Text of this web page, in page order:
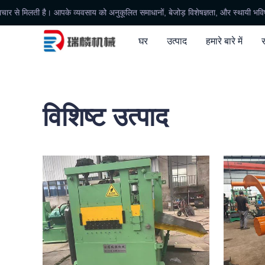
है। आपके व्यवसाय को अनुकूलित समाधानों, बेजोड़ विशेषज्ञता, और स्थायी भविष्य के
घर उत्पाद हमारे बारे में
विशिष्ट उत्पाद